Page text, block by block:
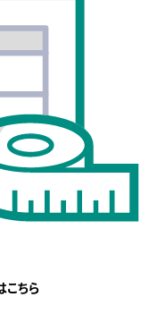
こちら